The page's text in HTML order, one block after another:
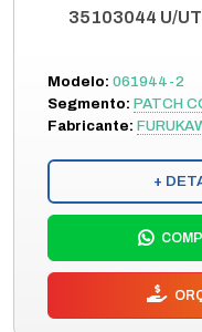
35103044 U/
Modelo: 061944-2
Segmento: PATCH
Fabricante:
+